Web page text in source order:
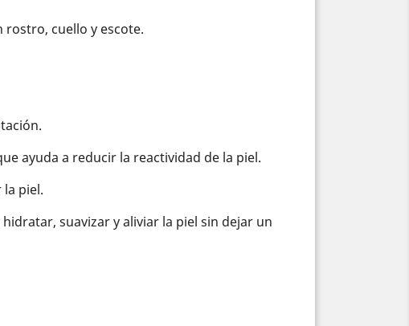
rostro, cuello y escote.
ayuda a reducir la reactividad de la piel.
piel.
suavizar y aliviar la piel sin dejar un